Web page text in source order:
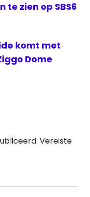
te zien op SBS6
komt met
Dome
Vereiste